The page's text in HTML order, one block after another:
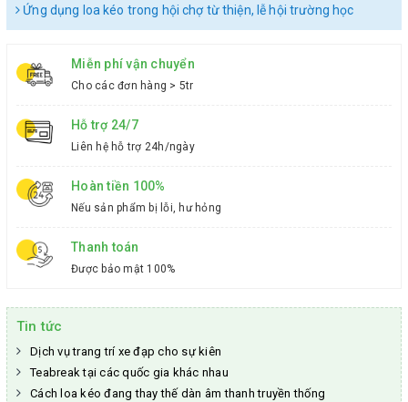
Ứng dụng loa kéo trong hội chợ từ thiện, lễ hội trường học
Miễn phí vận chuyển
Cho các đơn hàng > 5tr
Hỗ trợ 24/7
Liên hệ hỗ trợ 24h/ngày
Hoàn tiền 100%
Nếu sản phẩm bị lỗi, hư hỏng
Thanh toán
Được bảo mật 100%
Tin tức
Dịch vụ trang trí xe đạp cho sự kiên
Teabreak tại các quốc gia khác nhau
Cách loa kéo đang thay thế dàn âm thanh truyền thống